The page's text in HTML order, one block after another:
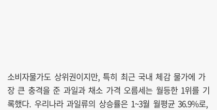
소비자물가도 상위권이지만, 특히 최근 국내 체감 물가에 가
장 큰 충격을 준 과일과 채소 가격 오름세는 월등한 1위를 기
록했다. 우리나라 과일류의 상승률은 1~3월 월평균 36.9%로,